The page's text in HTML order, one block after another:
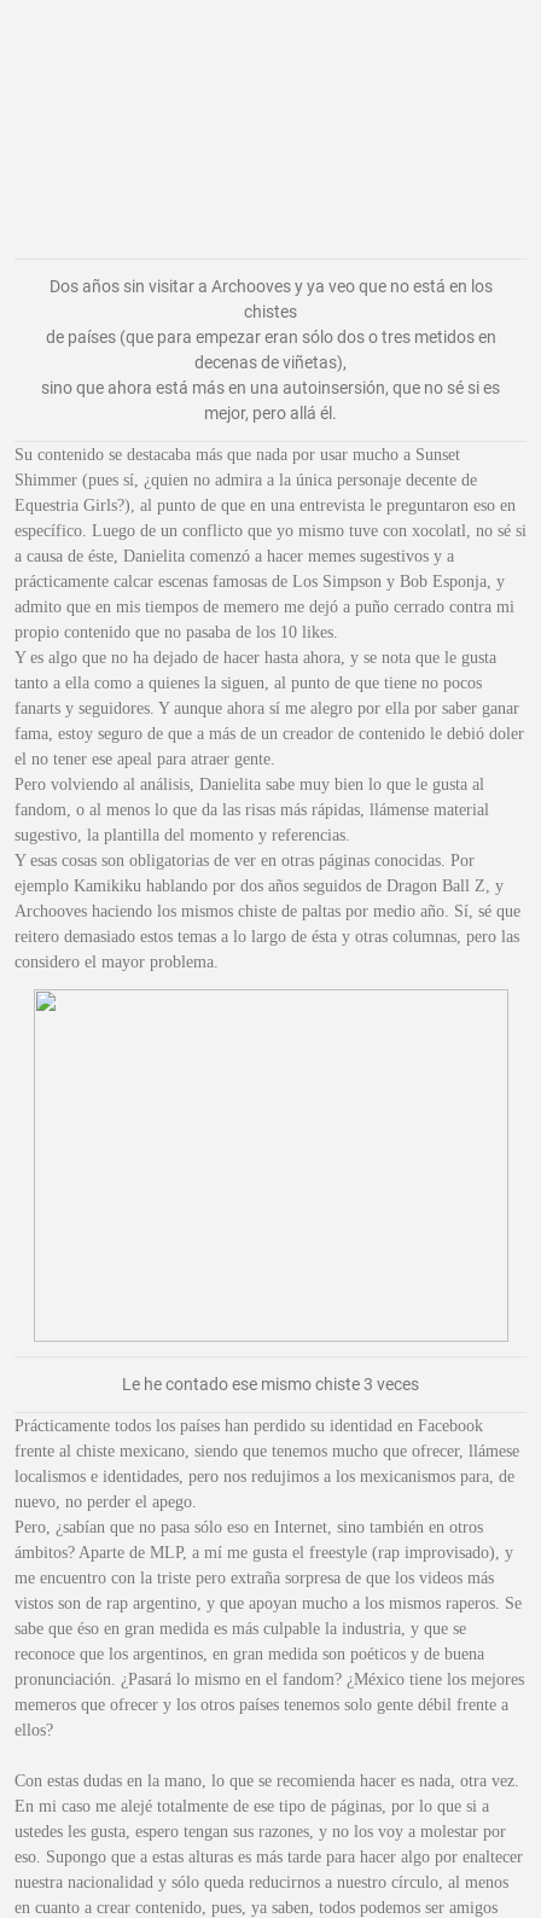
Dos años sin visitar a Archooves y ya veo que no está en los
chistes
de países (que para empezar eran sólo dos o tres metidos en
decenas de viñetas),
sino que ahora está más en una autoinsersión, que no sé si es
mejor, pero allá él.
Su contenido se destacaba más que nada por usar mucho a Sunset
Shimmer (pues sí, ¿quien no admira a la única personaje decente de
Equestria Girls?), al punto de que en una entrevista le preguntaron eso en
específico. Luego de un conflicto que yo mismo tuve con xocolatl, no sé si
a causa de éste, Danielita comenzó a hacer memes sugestivos y a
prácticamente calcar escenas famosas de Los Simpson y Bob Esponja, y
admito que en mis tiempos de memero me dejó a puño cerrado contra mi
propio contenido que no pasaba de los 10 likes.
Y es algo que no ha dejado de hacer hasta ahora, y se nota que le gusta
tanto a ella como a quienes la siguen, al punto de que tiene no pocos
fanarts y seguidores. Y aunque ahora sí me alegro por ella por saber ganar
fama, estoy seguro de que a más de un creador de contenido le debió doler
el no tener ese apeal para atraer gente.
Pero volviendo al análisis, Danielita sabe muy bien lo que le gusta al
fandom, o al menos lo que da las risas más rápidas, llámense material
sugestivo, la plantilla del momento y referencias.
Y esas cosas son obligatorias de ver en otras páginas conocidas. Por
ejemplo Kamikiku hablando por dos años seguidos de Dragon Ball Z, y
Archooves haciendo los mismos chiste de paltas por medio año. Sí, sé que
reitero demasiado estos temas a lo largo de ésta y otras columnas, pero las
considero el mayor problema.
Le he contado ese mismo chiste 3 veces
Prácticamente todos los países han perdido su identidad en Facebook
frente al chiste mexicano, siendo que tenemos mucho que ofrecer, llámese
localismos e identidades, pero nos redujimos a los mexicanismos para, de
nuevo, no perder el apego.
Pero, ¿sabían que no pasa sólo eso en Internet, sino también en otros
ámbitos? Aparte de MLP, a mí me gusta el freestyle (rap improvisado), y
me encuentro con la triste pero extraña sorpresa de que los videos más
vistos son de rap argentino, y que apoyan mucho a los mismos raperos. Se
sabe que éso en gran medida es más culpable la industria, y que se
reconoce que los argentinos, en gran medida son poéticos y de buena
pronunciación. ¿Pasará lo mismo en el fandom? ¿México tiene los mejores
memeros que ofrecer y los otros países tenemos solo gente débil frente a
ellos?
Con estas dudas en la mano, lo que se recomienda hacer es nada, otra vez.
En mi caso me alejé totalmente de ese tipo de páginas, por lo que si a
ustedes les gusta, espero tengan sus razones, y no los voy a molestar por
eso. Supongo que a estas alturas es más tarde para hacer algo por enaltecer
nuestra nacionalidad y sólo queda reducirnos a nuestro círculo, al menos
en cuanto a crear contenido, pues, ya saben, todos podemos ser amigos